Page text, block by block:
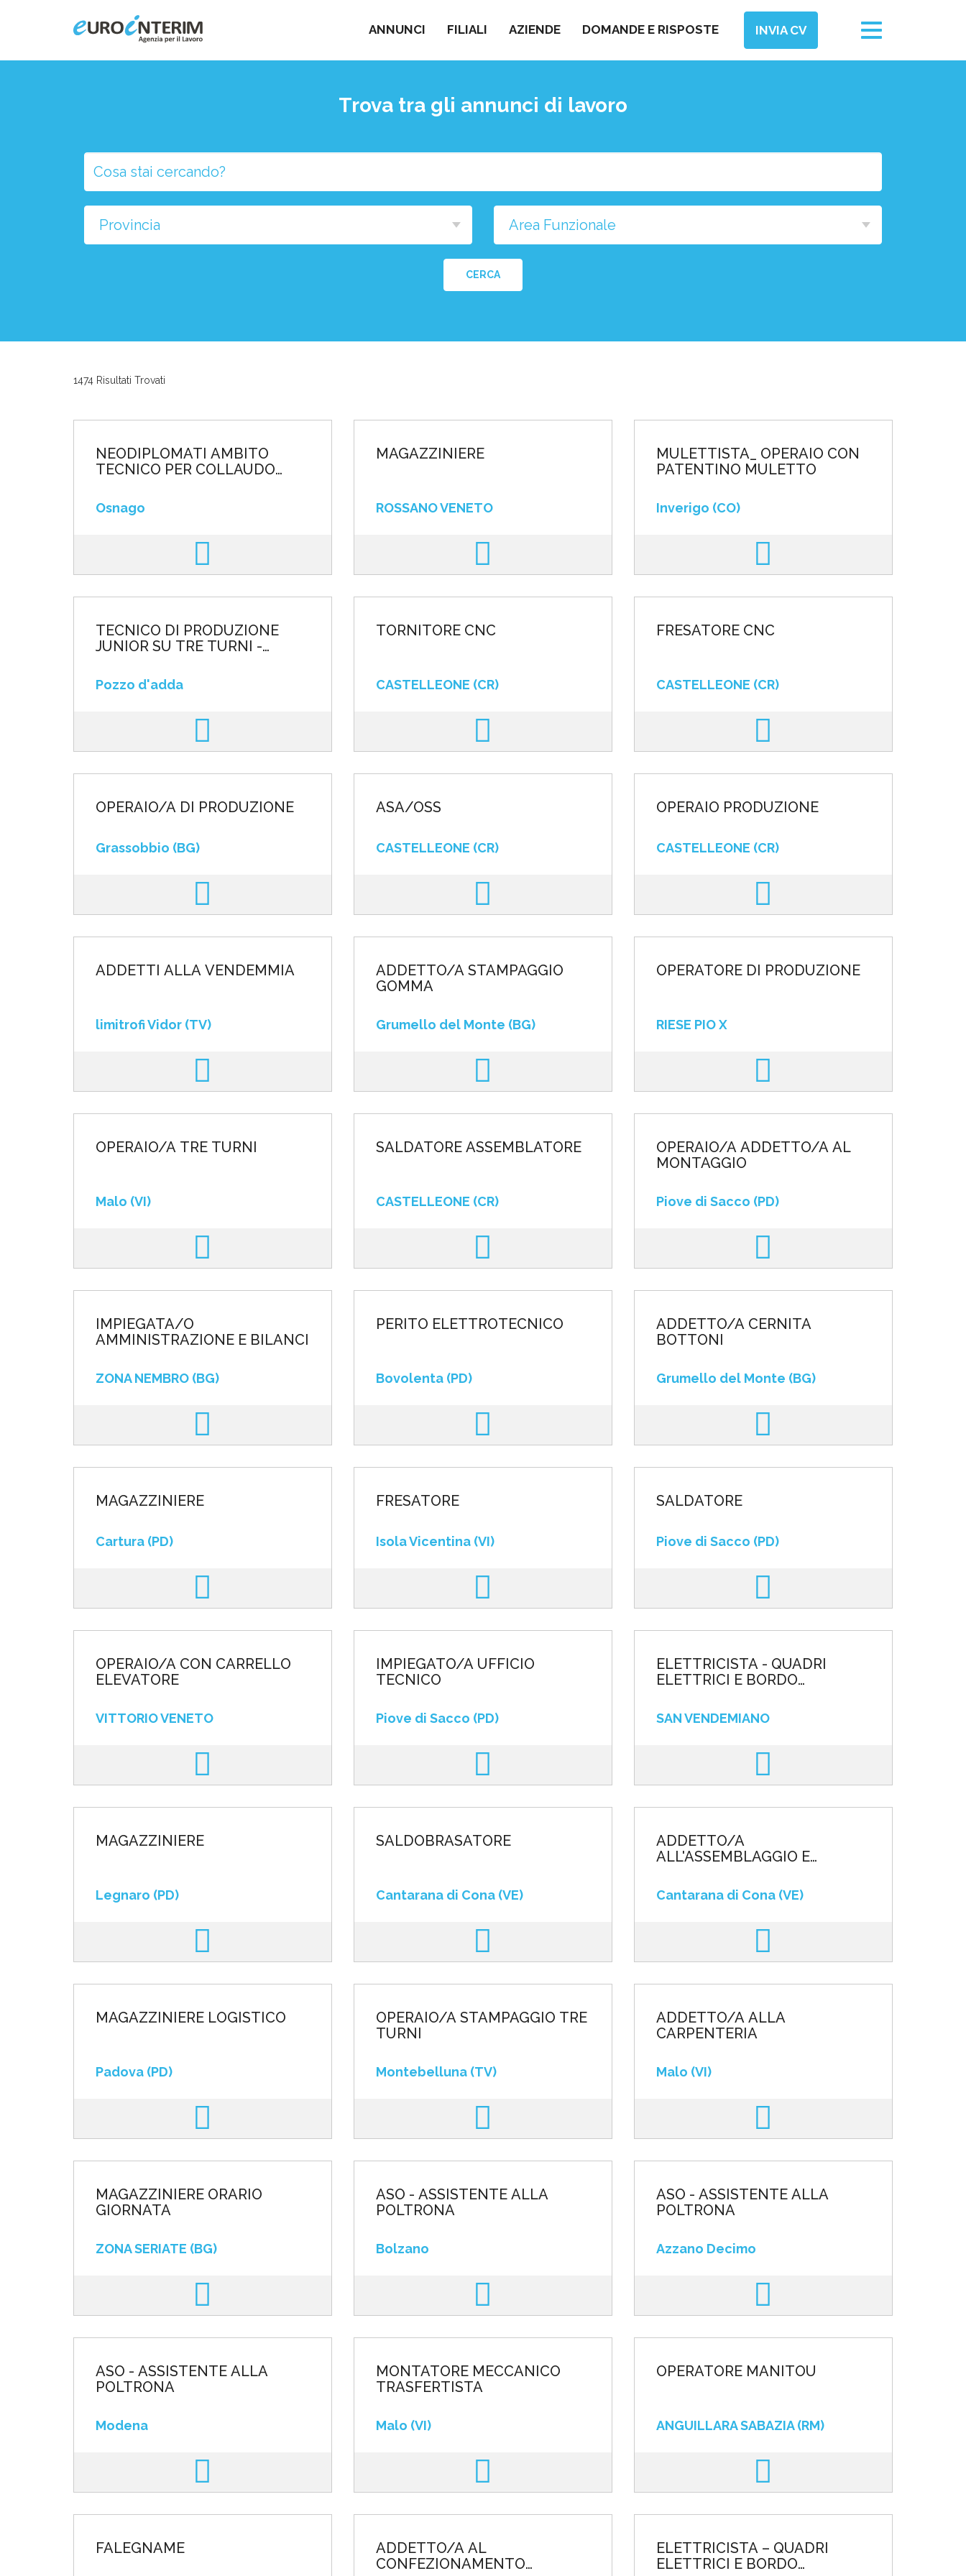
ANNUNCI FILIALI AZIENDE DOMANDE E RISPOSTE INVIA CV
Toggle
navigation
Aziende
Persone
Lavora con noi
INVIA CV
Trova tra gli annunci di lavoro
stai
cercando?
la
Funzionale
CERCA
1474 Risultati Trovati
NEODIPLOMATI AMBITO
TECNICO PER COLLAUDO
LINEE DI PRODUZIONE
AMBITO ELETTRONIC
Osnago
MAGAZZINIERE
ROSSANO VENETO
MULETTISTA_ OPERAIO CON
PATENTINO MULETTO
Inverigo (CO)
TECNICO DI PRODUZIONE
JUNIOR SU TRE TURNI -
Pozzo d'adda
TORNITORE CNC
CASTELLEONE (CR)
FRESATORE CNC
CASTELLEONE (CR)
OPERAIO/A DI PRODUZIONE
Grassobbio (BG)
ASA/OSS
CASTELLEONE (CR)
OPERAIO PRODUZIONE
CASTELLEONE (CR)
ADDETTI ALLA VENDEMMIA
limitrofi Vidor (TV)
ADDETTO/A STAMPAGGIO
GOMMA
Grumello del Monte (BG)
OPERATORE DI PRODUZIONE
RIESE PIO X
OPERAIO/A TRE TURNI
Malo (VI)
SALDATORE ASSEMBLATORE
CASTELLEONE (CR)
OPERAIO/A ADDETTO/A AL
MONTAGGIO
Piove di Sacco (PD)
IMPIEGATA/O
AMMINISTRAZIONE E BILANCI
ZONA NEMBRO (BG)
PERITO ELETTROTECNICO
Bovolenta (PD)
ADDETTO/A CERNITA
BOTTONI
Grumello del Monte (BG)
MAGAZZINIERE
Cartura (PD)
FRESATORE
Isola Vicentina (VI)
SALDATORE
Piove di Sacco (PD)
OPERAIO/A CON CARRELLO
ELEVATORE
VITTORIO VENETO
IMPIEGATO/A UFFICIO
TECNICO
Piove di Sacco (PD)
ELETTRICISTA - QUADRI
ELETTRICI E BORDO
SAN VENDEMIANO
MAGAZZINIERE
Legnaro (PD)
SALDOBRASATORE
Cantarana di Cona (VE)
ADDETTO/A
ALL'ASSEMBLAGGIO E
Cantarana di Cona (VE)
MAGAZZINIERE LOGISTICO
Padova (PD)
OPERAIO/A STAMPAGGIO TRE
TURNI
Montebelluna (TV)
ADDETTO/A ALLA
CARPENTERIA
Malo (VI)
MAGAZZINIERE ORARIO
GIORNATA
ZONA SERIATE (BG)
ASO - ASSISTENTE ALLA
POLTRONA
Bolzano
ASO - ASSISTENTE ALLA
POLTRONA
Azzano Decimo
ASO - ASSISTENTE ALLA
POLTRONA
Modena
MONTATORE MECCANICO
TRASFERTISTA
Malo (VI)
OPERATORE MANITOU
ANGUILLARA SABAZIA (RM)
FALEGNAME
ADDETTO/A AL
CONFEZIONAMENTO
ELETTRICISTA – QUADRI
ELETTRICI E BORDO